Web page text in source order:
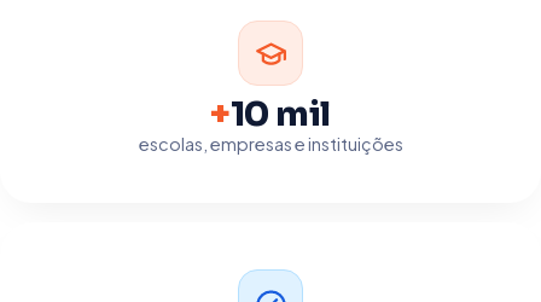
+10 mil
escolas, empresas e instituições